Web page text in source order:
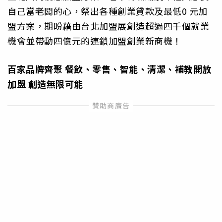
自己當老闆的心，祭出各種創業貸款及最低0 元加
盟方案，期盼藉由台北加盟展創造超過四千個就業
機會並帶動四億元的連鎖加盟創業新商機！
百家品牌齊聚 餐飲、零售、智能、清潔、補教開放
加盟 創造無限可能